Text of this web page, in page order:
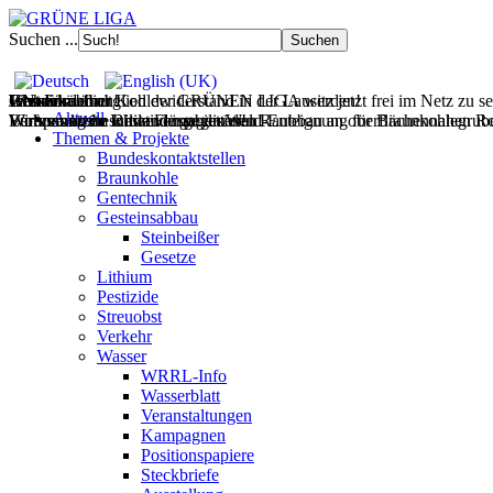
Suchen ...
Filmdoku über Kohlewiderstand in der Lausitz jetzt frei im Netz zu
Gesteinsabbau
Wir vernetzen Initiativen gegen den Raubbau an oberflächennahen
Wasser
Europas letzte wilde Flüsse retten!
Wohnen
Wohnraum im Bestand mobilisieren!
UNverkäuflich!
Verfassungsbeschwerde gegen Wald-Enteignung für
Jetzt Fördermitglied der GRÜNEN LIGA werden!
Aktuell
Themen & Projekte
Bundeskontaktstellen
Braunkohle
Gentechnik
Gesteinsabbau
Steinbeißer
Gesetze
Lithium
Pestizide
Streuobst
Verkehr
Wasser
WRRL-Info
Wasserblatt
Veranstaltungen
Kampagnen
Positionspapiere
Steckbriefe